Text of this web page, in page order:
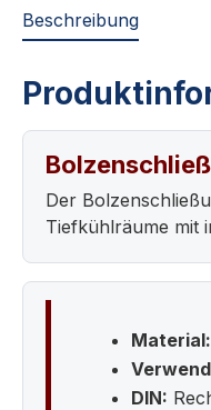
Beschreibung
Der
Tiefkühlräume mit
Material:
DIN: